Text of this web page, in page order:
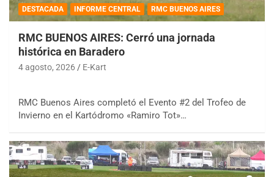
DESTACADA INFORME CENTRAL RMC BUENOS AIRES
RMC BUENOS AIRES: Cerró una jornada
histórica en Baradero
4 agosto, 2026 E-Kart
RMC Buenos Aires completó el Evento #2 del Trofeo de
Invierno en el Kartódromo «Ramiro Tot»…